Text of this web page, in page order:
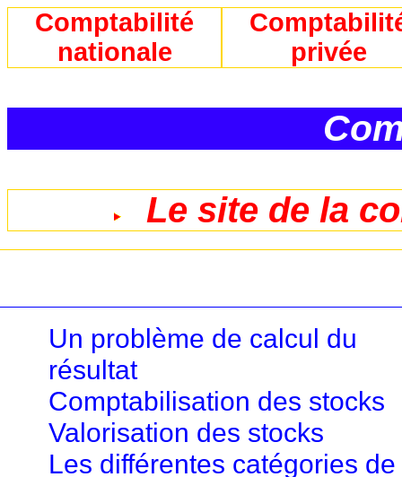
Comptabilité
nationale
privée
Le site de la
Un problème de calcul du
résultat
Comptabilisation des stocks
Valorisation des stocks
Les différentes catégories de